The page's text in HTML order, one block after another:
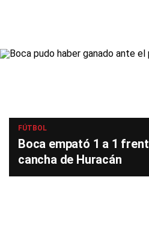
FÚTBOL
Boca empató 1 a 1
cancha de Huracán